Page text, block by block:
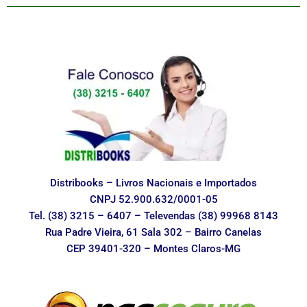
Distribooks – Livros Nacionais e Importados
CNPJ 52.900.632/0001-05
Tel. (38) 3215 – 6407 – Televendas (38) 99968 8143
Rua Padre Vieira, 61 Sala 302 – Bairro Canelas
CEP 39401-320 – Montes Claros-MG